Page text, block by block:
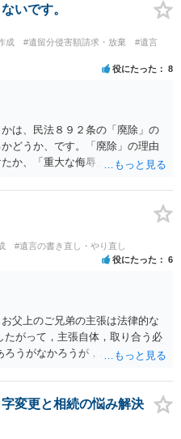
いです。
成 #遺留分侵害額請求・放棄
#遺言
役にたった 8
は、民法８９２条の「廃除」の
どうか、です。「廃除」の理由
か、「重大な侮辱」を受けた
９３条）。 弁護士に具体的な事
か、実際に法律相談を受けるこ
#遺言の書き直し・やり直し
役にたった 6
父上のご兄弟の主張は法律的な
がって，主張自体，取り合う必
うがなかろうが，お父上のご兄
をたてて，その弁護士から相手
法的根拠がなく，一切応じないこ
しいこと ・連絡を継続してくる
変更と相続の悩み解決